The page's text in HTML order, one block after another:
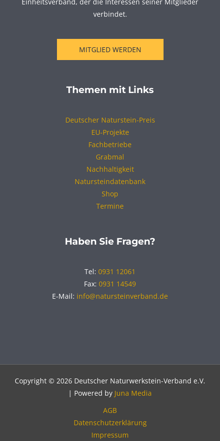
verbindet.
MITGLIED WERDEN
Themen mit Links
Deutscher Naturstein-Preis
EU-Projekte
Fachbetriebe
Grabmal
Nachhaltigkeit
Natursteindatenbank
Shop
Termine
Haben Sie Fragen?
Tel: 0931 12061
Fax: 0931 14549
E-Mail: info@natursteinverband.de
Copyright © 2026 Deutscher Naturwerkstein-Verband e.V.
| Powered by Juna Media
AGB
Datenschutzerklärung
Impressum